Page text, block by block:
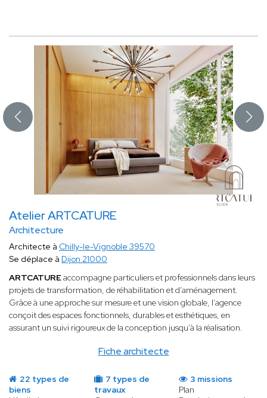
Atelier ARTCATURE
Architecture
Fiche architecte
Architecte à Chilly-le-Vignoble 39570
Se déplace à Dijon 21000
ARTCATUREaccompagne particuliers et professionnels dans leurs
projets de transformation, de réhabilitation et d’aménagement.
Grâce à une approche sur mesure et une vision globale, l’agence
conçoit des espaces fonctionnels, durables et esthétiques, en
assurant un suivi rigoureux de la conception jusqu’à la réalisation.
22 types de
biens
7 types de
travaux
3 missions
Plan